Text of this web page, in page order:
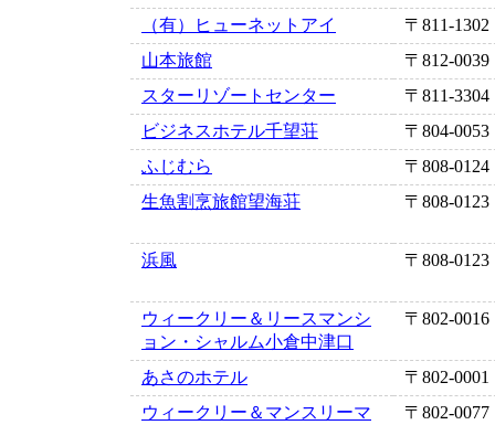
（有）ヒューネットアイ
〒811-1302
山本旅館
〒812-0039
スターリゾートセンター
〒811-3304
ビジネスホテル千望荘
〒804-0053
ふじむら
〒808-0124
生魚割烹旅館望海荘
〒808-0123
浜風 〒808-0123
ウィークリー＆リースマンシ
ョン・シャルム小倉中津口
〒802-0016
あさのホテル
〒802-0001
ウィークリー＆マンスリーマ
〒802-0077